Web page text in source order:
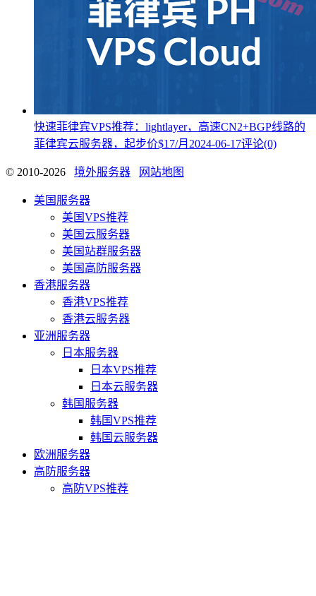
快速菲律宾VPS推荐：lightlayer，高速CN2+BGP线路的
菲律宾云服务器，起步价$17/月 2024-06-17评论(0)
© 2010-2026 境外服务器 网站地图
美国服务器
美国VPS推荐
美国云服务器
美国站群服务器
美国高防服务器
香港服务器
香港VPS推荐
香港云服务器
亚洲服务器
日本服务器
日本VPS推荐
日本云服务器
韩国服务器
韩国VPS推荐
韩国云服务器
欧洲服务器
高防服务器
高防VPS推荐